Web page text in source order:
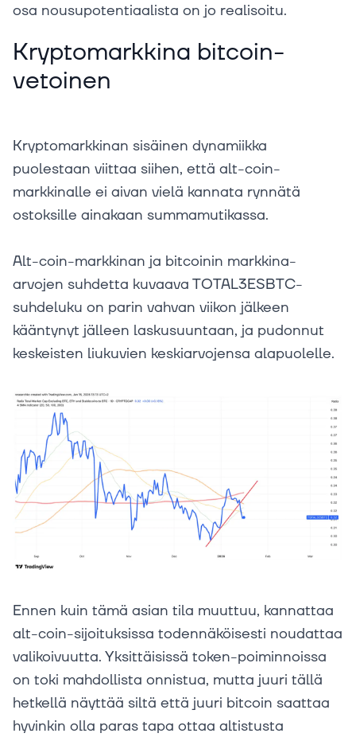
osa nousupotentiaalista on jo realisoitu.
Kryptomarkkina bitcoin-
vetoinen
Kryptomarkkinan sisäinen dynamiikka
puolestaan viittaa siihen, että alt-coin-
markkinalle ei aivan vielä kannata rynnätä
ostoksille ainakaan summamutikassa.
Alt-coin-markkinan ja bitcoinin markkina-
arvojen suhdetta kuvaava TOTAL3ESBTC-
suhdeluku on parin vahvan viikon jälkeen
kääntynyt jälleen laskusuuntaan, ja pudonnut
keskeisten liukuvien keskiarvojensa alapuolelle.
Ennen kuin tämä asian tila muuttuu, kannattaa
alt-coin-sijoituksissa todennäköisesti noudattaa
valikoivuutta. Yksittäisissä token-poiminnoissa
on toki mahdollista onnistua, mutta juuri tällä
hetkellä näyttää siltä että juuri bitcoin saattaa
hyvinkin olla paras tapa ottaa altistusta